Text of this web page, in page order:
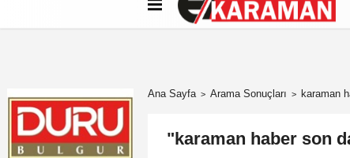
Künye İletişim Çerez Politikası
Ana Sayfa Arama Sonuçları karaman
"karaman haber son